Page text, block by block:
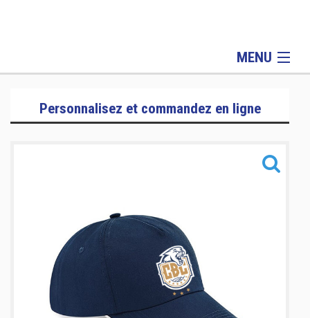
MENU
Rentrée
Informations
Personnalisez et commandez en ligne